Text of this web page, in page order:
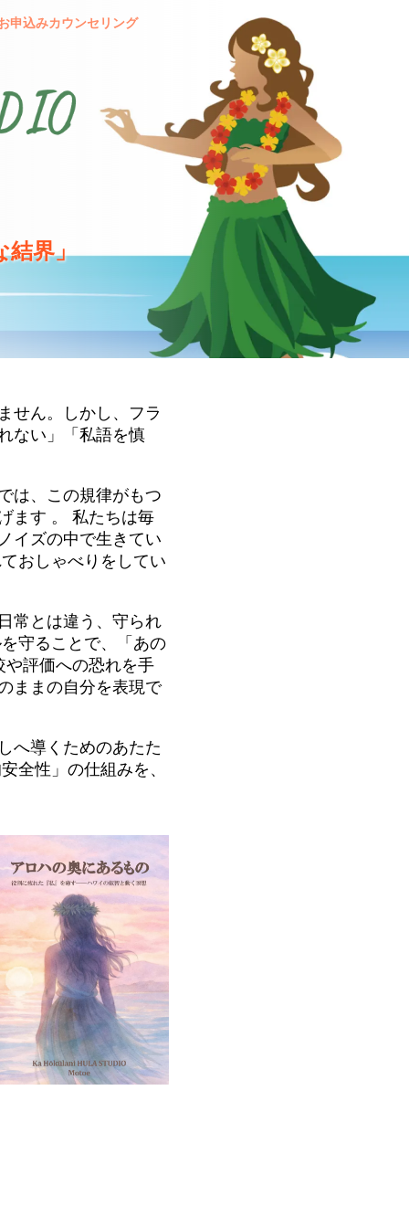
申込みカウンセリング
結界」
せん。しかし、フラ
ない」「私語を慎
は、この規律がもつ
ます 。 私たちは毎
イズの中で生きてい
おしゃべりをしてい
常とは違う、守られ
守ることで、「あの
や評価への恐れを手
ままの自分を表現で
へ導くためのあたた
全性」の仕組みを、